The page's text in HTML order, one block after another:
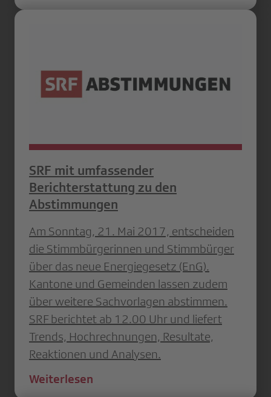
SRF mit umfassender
Berichterstattung zu den
Abstimmungen
Am Sonntag, 21. Mai 2017, entscheiden
die Stimmbürgerinnen und Stimmbürger
über das neue Energiegesetz (EnG).
Kantone und Gemeinden lassen zudem
über weitere Sachvorlagen abstimmen.
SRF berichtet ab 12.00 Uhr und liefert
Trends, Hochrechnungen, Resultate,
Reaktionen und Analysen.
Weiterlesen